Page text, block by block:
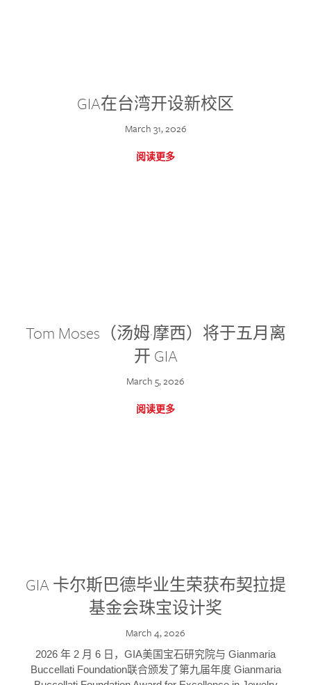
GIA在台湾开设新校区
March 31, 2026
阅读更多
Tom Moses（汤姆·摩西）将于五月离
开 GIA
March 5, 2026
阅读更多
GIA 卡尔斯巴德毕业生荣获布契拉提
基金会珠宝设计奖
March 4, 2026
2026 年 2 月 6 日，GIA美国宝石研究院与 Gianmaria
Buccellati Foundation联合颁发了第九届年度 Gianmaria